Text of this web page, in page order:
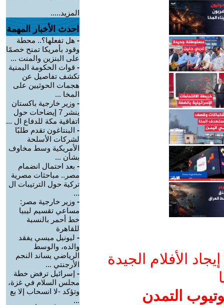
الأفلام الجيدة
التمدن
المزيد.....
احدث الأخبار المهمة
- هل تفعلها؟.. محطة
وقود بأمريكا تمنح خصمًا
على البنزين والمنت ...
- قوات الحكومة اليمنية
تكشف تفاصيل عن
هجمات الحوثيين على
المخا ...
- وزير خارجية باكستان
ينشر 7 إيضاحات حول
اتفاقية مكة للدفاع ال ...
- البنتاغون تقدم طلبًا
لشركات الأسلحة
الأمريكية وسط مخاوف
بشأن ...
- بعد احتمال انضمام
مصر.. مباحثات مصرية
تركية حول الترتيبات ال
...
- وزير خارجية مصر:
مساعي تقسيم ليبيا
خط أحمر بالنسبة
للقاهرة
- ليونيل ميسي يفقد
والده، والوسط
الرياضي يساند النجم
الأرجنتي ...
- إسرائيل ترفض خطة
مجلس السلام في غزة،
وتؤكد -لا انسحاب إلا بع
...